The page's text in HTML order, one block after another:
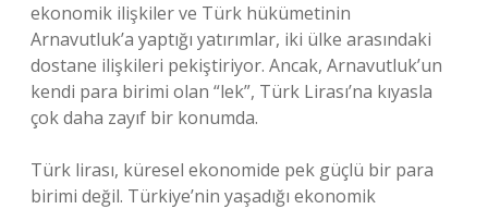
ekonomik ilişkiler ve Türk hükümetinin
Arnavutluk’a yaptığı yatırımlar, iki ülke arasındaki
dostane ilişkileri pekiştiriyor. Ancak, Arnavutluk’un
kendi para birimi olan “lek”, Türk Lirası’na kıyasla
çok daha zayıf bir konumda.
Türk lirası, küresel ekonomide pek güçlü bir para
birimi değil. Türkiye’nin yaşadığı ekonomik